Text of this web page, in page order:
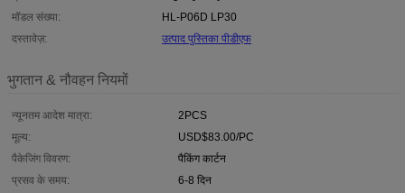
मॉडल संख्या:
HL-P06D LP30
दस्तावेज़:
उत्पाद पुस्तिका पीडीएफ
भुगतान & नौवहन नियमों
न्यूनतम आदेश मात्रा:
2PCS
मूल्य:
USD$83.00/PC
पैकेजिंग विवरण:
पैकिंग कार्टन
प्रसव के समय:
6-8 दिन